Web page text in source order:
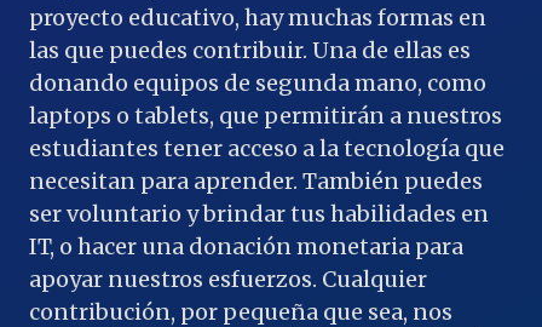
proyecto educativo, hay muchas formas en
las que puedes contribuir. Una de ellas es
donando equipos de segunda mano, como
laptops o tablets, que permitirán a nuestros
estudiantes tener acceso a la tecnología que
necesitan para aprender. También puedes
ser voluntario y brindar tus habilidades en
IT, o hacer una donación monetaria para
apoyar nuestros esfuerzos. Cualquier
contribución, por pequeña que sea, nos